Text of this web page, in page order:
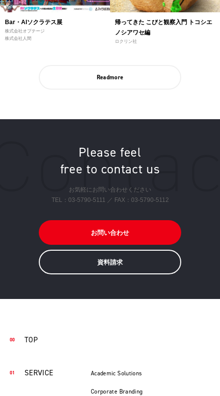
Bar・AIソクラテス展
株式会社オプテージ
株式会社人間
帰ってきた こびと観察入門 トコシエ
ノシアワセ編
ロクリン社
Readmore
Please feel
free to contact us
お気軽にお問い合わせください
TEL： 03-5790-5111 ／ FAX：03-5790-5112
お問い合わせ
資料請求
TOP
SERVICE Academic Solutions
Corporate Branding